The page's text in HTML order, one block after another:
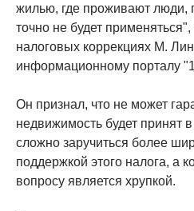
жилью, где проживают люди,
точно не будет
налоговых коррекциях М.
информационному порталу
Он признал, что не может
недвижимость будет принят в
сложно заручиться более
поддержкой этого налога, а
вопросу является хрупкой.